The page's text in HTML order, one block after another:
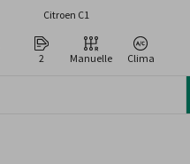
Citroen C1
2 Manuelle Clima